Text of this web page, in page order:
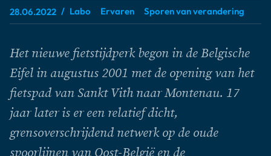
28.06.2022 Labo Ervaren Sporen van verandering
Het nieuwe fietstijdperk begon in de Belgische
Eifel in augustus 2001 met de opening van het
fietspad van Sankt Vith naar Montenau. 17
jaar later is er een relatief dicht,
grensoverschrijdend netwerk op de oude
spoorlijnen van Oost-België en de